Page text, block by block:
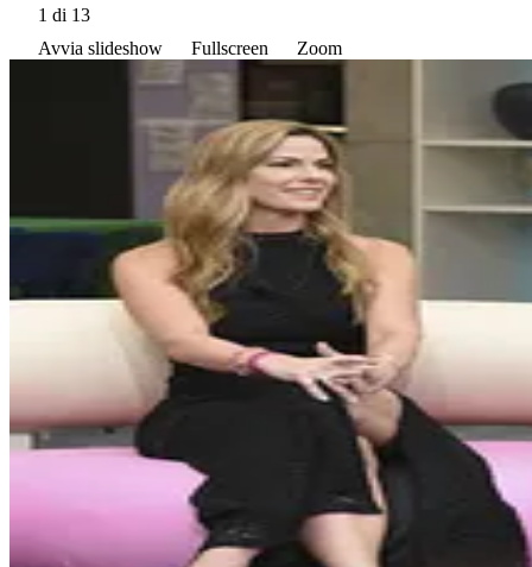
1 di 13
Avvia slideshow
Fullscreen Zoom